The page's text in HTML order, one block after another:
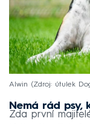
Alwin Zdroj: útulek
Nemá rád psy,
Zda první